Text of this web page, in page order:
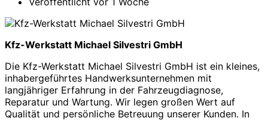
Kfz-Werkstatt Michael Silvestri GmbH
Die Kfz-Werkstatt Michael Silvestri GmbH ist ein kleines,
inhabergeführtes Handwerksunternehmen mit
langjähriger Erfahrung in der Fahrzeugdiagnose,
Reparatur und Wartung. Wir legen großen Wert auf
Qualität und persönliche Betreuung unserer Kunden. In